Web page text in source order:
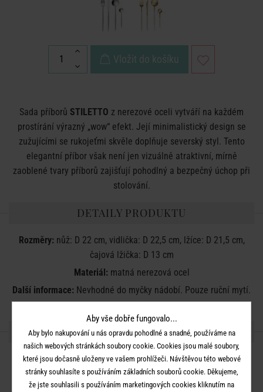
Vložit do košíku
Sada příborů STILETTO z nerezové oceli vytváří na každém
prostírání výrazný „wow“ efekt. Její minimalistický design se
zužujícími se rukojeťmi skvěle doplňuje severský styl. Tento
elegantní příbor však není jen vizuálně atraktivní, mírně
zaoblené tvary příborů zajišťují pohodlný a bezpečný úchop při
stolování.
DETAILY PRODUKTU
Rozměry: nůž: D 22 cm, vidlička: D 22,5 cm, lžíce: D 21,5 cm,
čajová lžička: D 13 cm
Materiál: matná nerezová ocel
Další informace: Nevhodné do myčky nádobí. Pouze ruční mytí.
SDÍLEJTE S PŘÁTELI
Aby vše dobře fungovalo...
Aby bylo nakupování u nás opravdu pohodlné a snadné, používáme na
našich webových stránkách soubory cookie. Cookies jsou malé soubory,
které jsou dočasně uloženy ve vašem prohlížeči. Návštěvou této webové
stránky souhlasíte s používáním základních souborů cookie. Děkujeme,
že jste souhlasili s používáním marketingových cookies kliknutím na